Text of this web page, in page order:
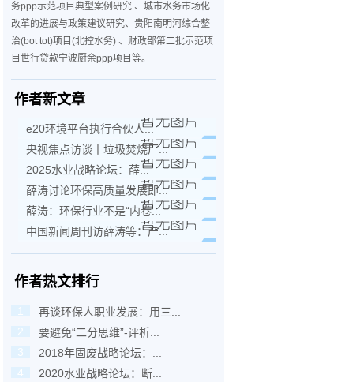
务ppp示范项目典型案例研究 、城市水务市场化
改革的进展与政策建议研究、贵阳南明河综合整
治(bot tot)项目(北控水务) 、财政部第二批示范项
目世行贷款宁波厨余ppp项目等。
作者新文章
e20环境平台执行合伙人...
央视焦点访谈丨垃圾焚烧厂...
2025水业战略论坛：薛...
薛涛讨论环保高质量发展即...
薛涛：环保行业不是“内卷...
中国新闻周刊访薛涛等：产...
作者热文排行
1
再谈环保人职业发展：用三...
2
要避免“二分思维”-评析...
3
2018年固废战略论坛：...
4
2020水业战略论坛：断...